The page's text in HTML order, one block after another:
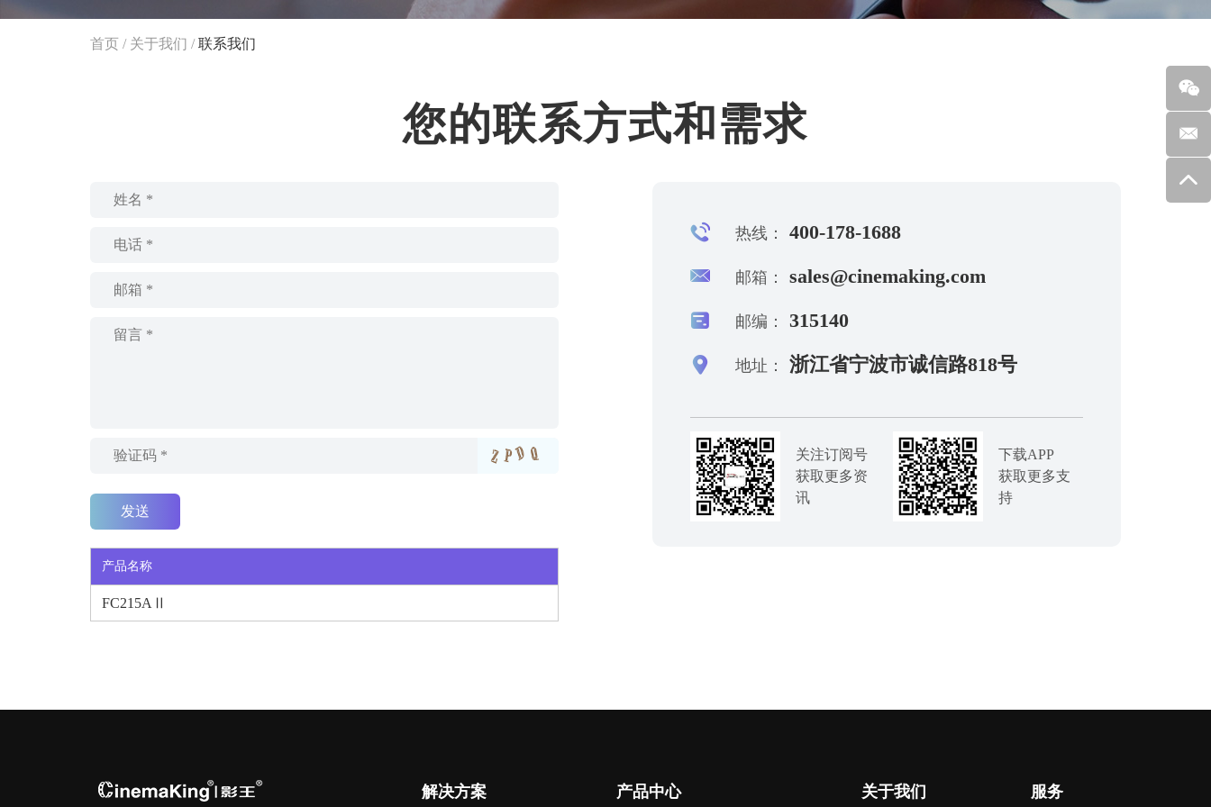
首页 / 关于我们 /联系我们
您的联系方式和需求
产品名称
FC215AⅡ
热线： 400-178-1688
邮箱： sales@cinemaking.com
邮编： 315140
地址： 浙江省宁波市诚信路818号
关注订阅号
获取更多资
讯
下载APP
获取更多支
持
解决方案 产品中心 关于我们 服务